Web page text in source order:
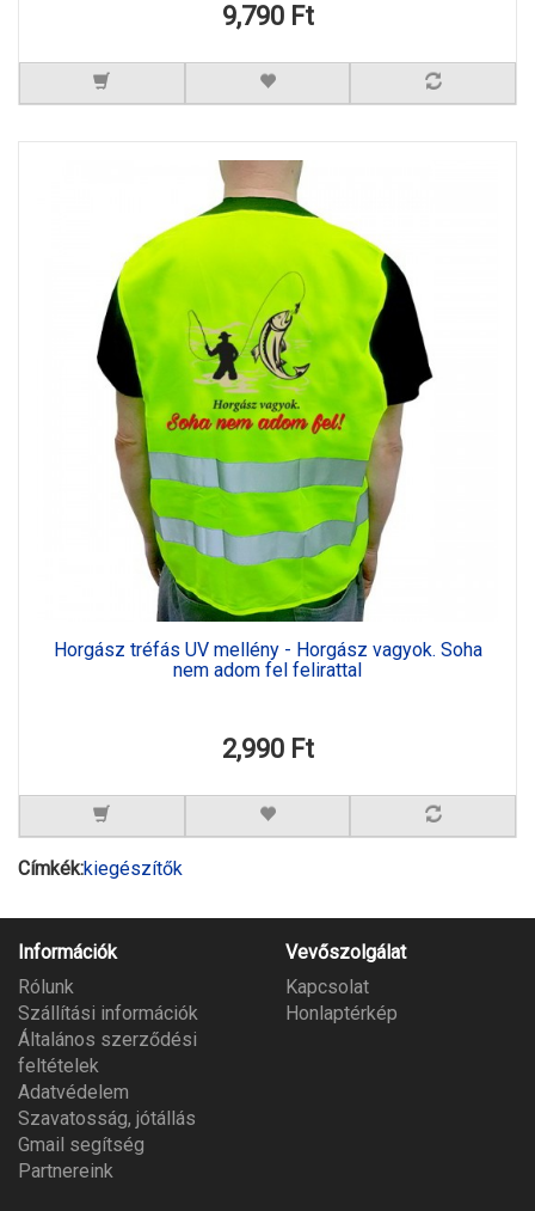
9,790 Ft
Horgász tréfás UV mellény - Horgász vagyok. Soha
nem adom fel felirattal
2,990 Ft
Címkék:kiegészítők
Információk
Rólunk
Szállítási információk
Általános szerződési
feltételek
Adatvédelem
Szavatosság, jótállás
Gmail segítség
Partnereink
Vevőszolgálat
Kapcsolat
Honlaptérkép